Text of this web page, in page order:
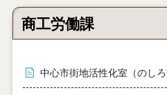
商工労働課
中心市街地活性化室（のし